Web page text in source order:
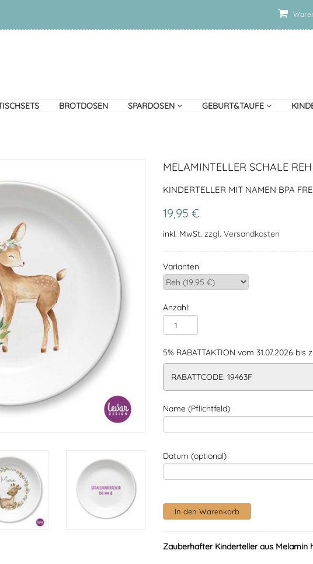
BROTDOSEN SPARDOSEN GEBURT&TAUFE
MELAMINTELLER SCHALE REH
KINDERTELLER MIT NAMEN BPA
19,95 €
inkl. MwSt. zzgl. Versandkosten
Varianten
Anzahl:
5% RABATTAKTION vom 31.07.2026 bis
RABATTCODE: 19463F
Name (Pflichtfeld)
Datum (optional)
Zauberhafter Kinderteller aus Melamin